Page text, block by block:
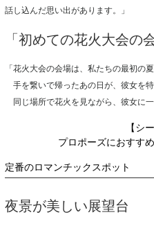
話し込んだ思い出があります。」
「初めての花火大会の
「花火大会の会場は、私たちの最初の
手を繋いで帰ったあの日が、彼女を
同じ場所で花火を見ながら、彼女に一
【シ
プロポーズにおすす
定番のロマンチックスポット
夜景が美しい展望台